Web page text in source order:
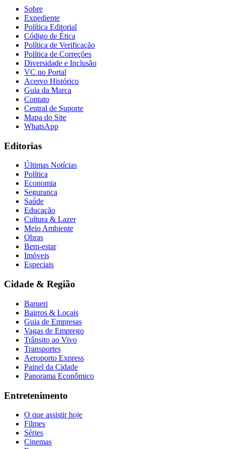
Santos
Flamengo
Sobre
Expediente
Política Editorial
Código de Ética
Política de Verificação
Política de Correções
Diversidade e Inclusão
VC no Portal
Acervo Histórico
Guia da Marca
Contato
Central de Suporte
Mapa do Site
WhatsApp
Editorias
Últimas Notícias
Política
Economia
Segurança
Saúde
Educação
Cultura & Lazer
Meio Ambiente
Obras
Bem-estar
Imóveis
Especiais
Cidade & Região
Barueri
Bairros & Locais
Guia de Empresas
Vagas de Emprego
Trânsito ao Vivo
Transportes
Aeroporto Express
Painel da Cidade
Panorama Econômico
Entretenimento
O que assistir hoje
Filmes
Séries
Cinemas